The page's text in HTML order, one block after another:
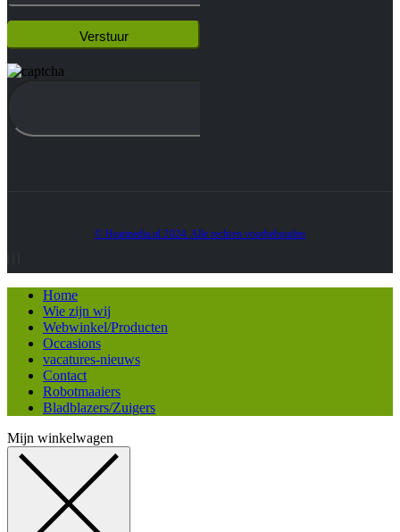
© Heatmedia.nl 2024. Alle rechten voorbehouden
Home
Wie zijn wij
Webwinkel/Producten
Occasions
vacatures-nieuws
Contact
Robotmaaiers
Bladblazers/Zuigers
Mijn winkelwagen